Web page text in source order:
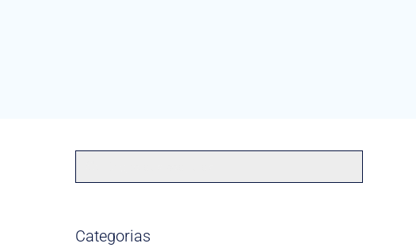
Categorias